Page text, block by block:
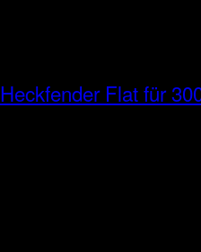
Heckfender Flat für